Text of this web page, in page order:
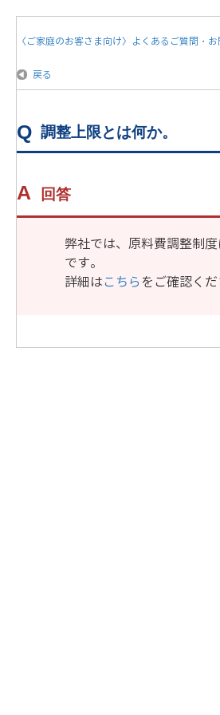
〈ご家庭のお客さま向け〉よくあるご質問・
戻る
調整上限とは何か。
回答
弊社では、原料費調整制
です。
詳細はこちらをご確認くだ